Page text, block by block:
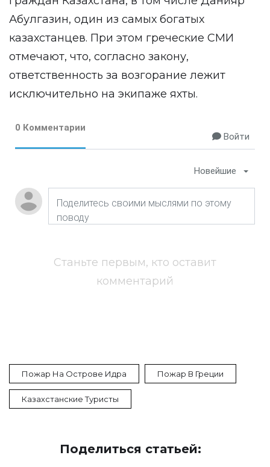
Абулгазин, один из самых богатых
казахстанцев. При этом греческие СМИ
отмечают, что, согласно закону,
ответственность за возгорание лежит
исключительно на экипаже яхты.
0 Комментарии
Войти
Новейшие
Станьте первым, кто оставит
комментарий
Пожар На Острове Идра Пожар В Греции
Казахстанские Туристы
Поделиться статьей: